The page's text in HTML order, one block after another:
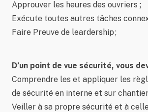
Approuver les heures des ouvriers ;
Exécute toutes autres tâches
Faire Preuve de leardership ;
D’un point de vue sécurité, vous
Comprendre les et appliquer les
de sécurité en interne et sur
Veiller à sa propre sécurité et à